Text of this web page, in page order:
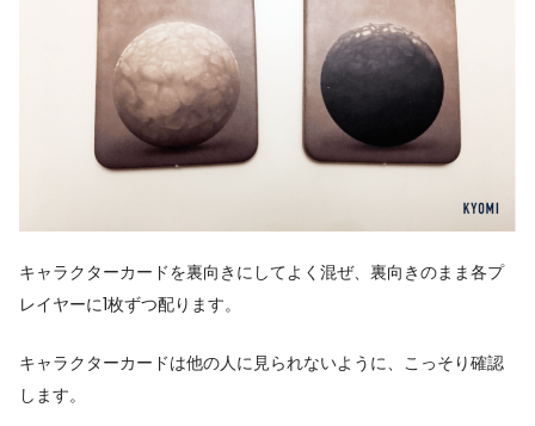
キャラクターカードを裏向きにしてよく混ぜ、裏向きのまま各プ
レイヤーに1枚ずつ配ります。
キャラクターカードは他の人に見られないように、こっそり確認
します。